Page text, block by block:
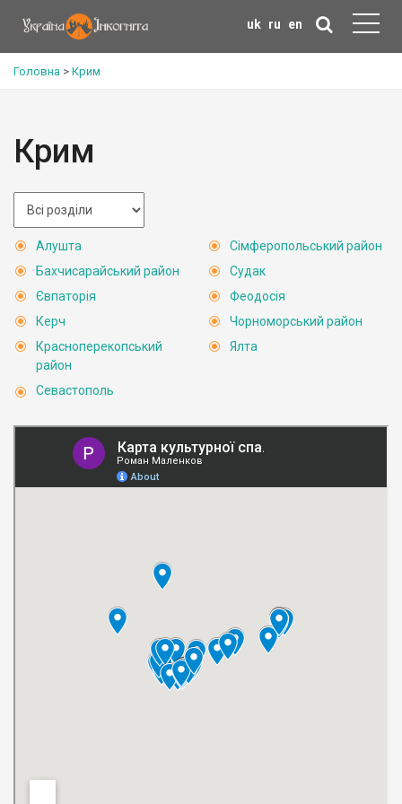
uk ru en
Головна > Крим
Крим
Алушта
Бахчисарайський район
Євпаторія
Керч
Красноперекопський
район
Севастополь
Сімферопольський район
Судак
Феодосія
Чорноморський район
Ялта